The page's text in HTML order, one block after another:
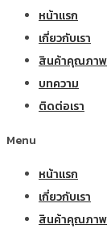
หน้าแรก
เกี่ยวกับเรา
สินค้าคุณภาพ
บทความ
ติดต่อเรา
Menu
หน้าแรก
เกี่ยวกับเรา
สินค้าคุณภาพ